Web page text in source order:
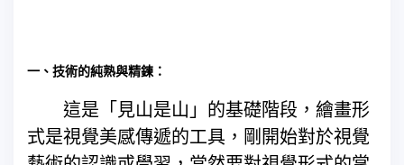
一、技術的純熟與精鍊：
這是「見山是山」的基礎階段，繪畫形
式是視覺美感傳遞的工具，剛開始對於視覺